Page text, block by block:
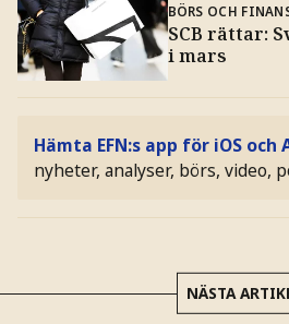
BÖRS OCH
SCB rättar:
i mars
Hämta EFN:s app för iOS och
nyheter, analyser, börs, video,
NÄSTA